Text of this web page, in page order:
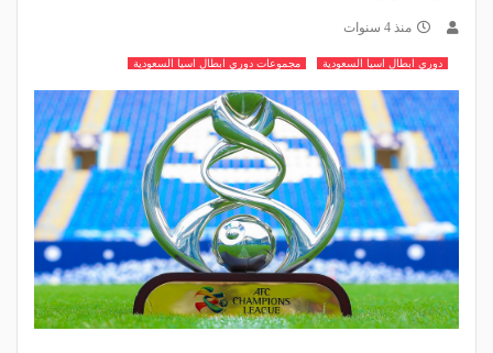
منذ 4 سنوات
دوري ابطال اسيا السعودية مجموعات دوري ابطال اسيا السعودية